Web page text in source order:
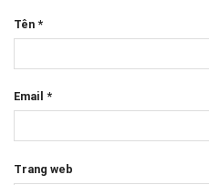
Tên *
Email *
Trang web